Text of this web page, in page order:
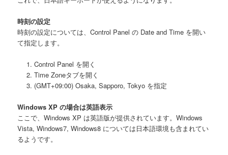
時刻の設定
時刻の設定については、Control Panel の Date and Time を開い
て指定します。
Control Panel を開く
Time Zoneタブを開く
(GMT+09:00) Osaka, Sapporo, Tokyo を指定
Windows XP の場合は英語表示
ここで、Windows XP は英語版が提供されています。Windows
Vista, Windows7, Windows8 については日本語環境も含まれてい
るようです。